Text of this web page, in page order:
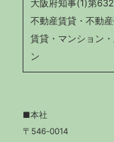
大阪府知事(1)第
不動産賃貸・不動
賃貸・マンション
ン
■本社
〒546-0014